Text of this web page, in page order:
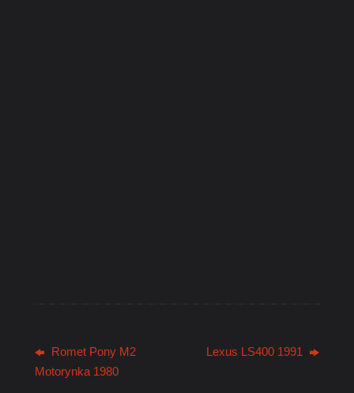
Romet Pony M2
Motorynka 1980
Lexus LS400 1991